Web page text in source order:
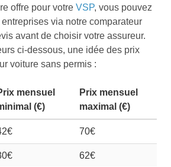
offre pour votre VSP, vous pouvez
via notre comparateur
avant de choisir votre assureur.
ci-dessous, une idée des prix
voiture sans permis :
mensuel
(€)
Prix mensuel
maximal (€)
70€
62€